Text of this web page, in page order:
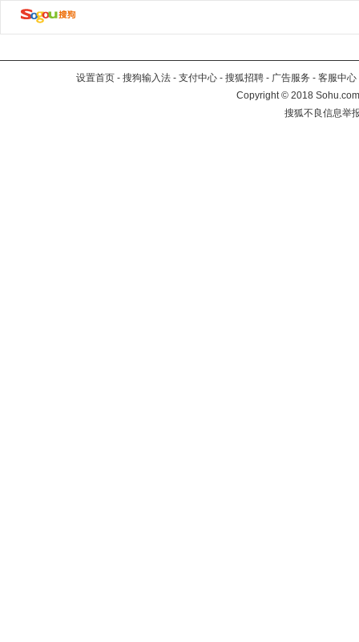
设置首页 - 搜狗输入法 - 支付中心 - 搜狐招聘 - 广告服务 - 客服中心
Copyright©2018
搜狐不良信息举